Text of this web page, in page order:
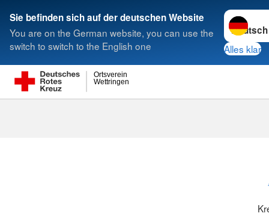
Sie befinden sich auf der deutschen Website
You are on the German website, you can use the
switch to switch to the English one
Sprache
Alles klar
Wettringen
Ortsverein
Suche